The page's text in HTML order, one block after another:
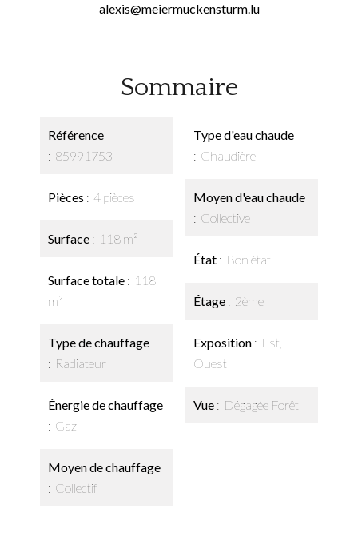
alexis@meiermuckensturm.lu
Sommaire
Référence
85991753
Pièces 4 pièces
Surface 118 m²
Surface totale
118
m²
Type de chauffage
Radiateur
Énergie de chauffage
Gaz
Moyen de chauffage
Collectif
Type d'eau chaude
Chaudière
Moyen d'eau chaude
Collective
État Bon état
Étage 2ème
Exposition
Est,
Ouest
Vue Dégagée Forêt